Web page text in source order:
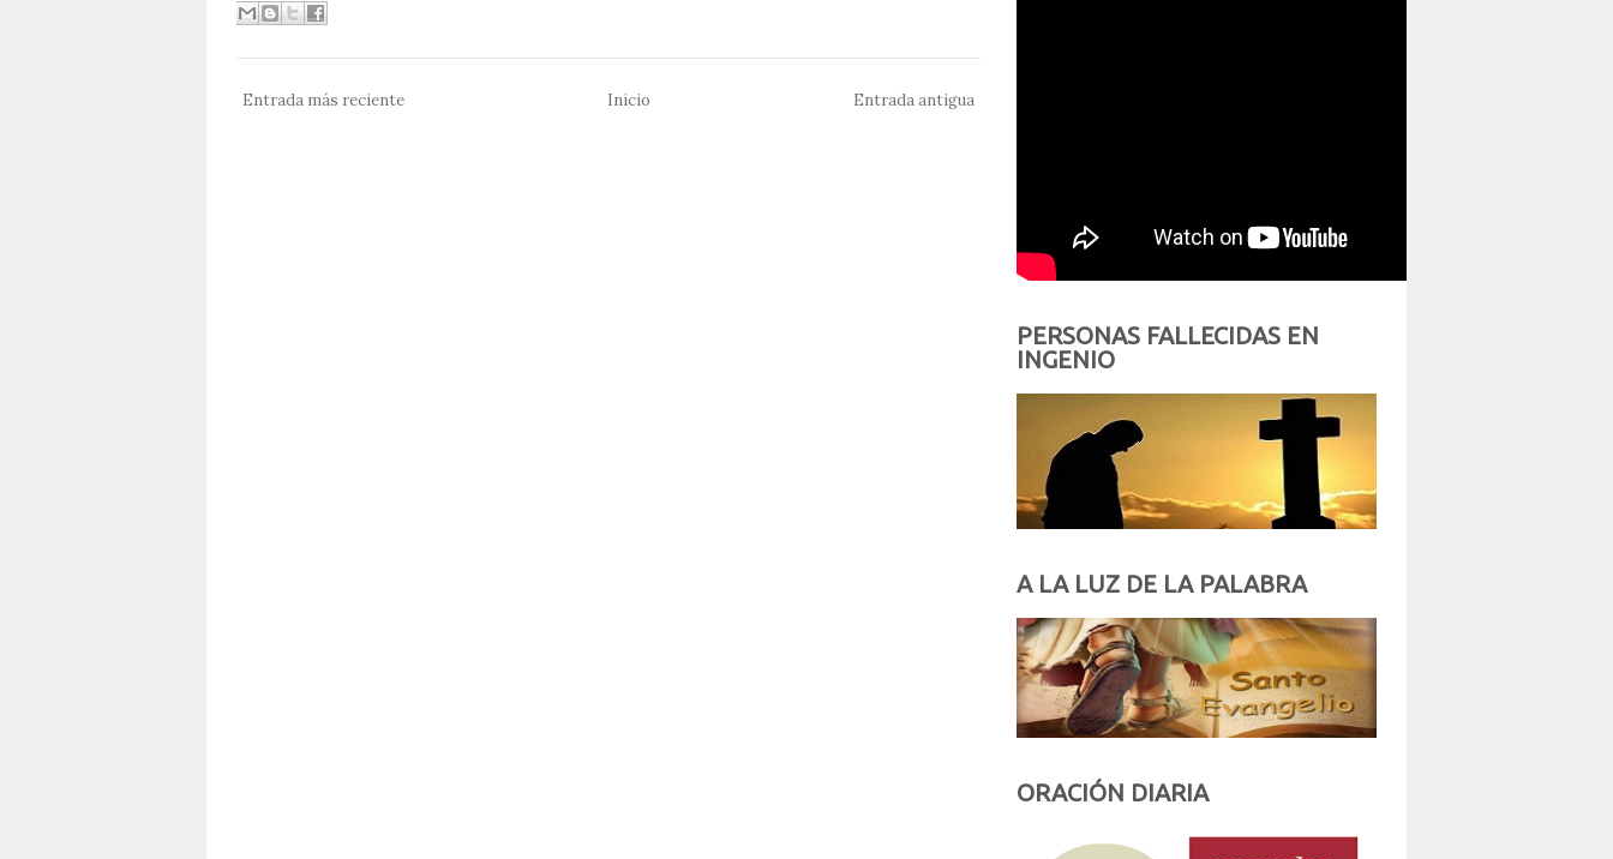
Entrada más reciente Entrada antigua
Inicio
PERSONAS FALLECIDAS EN
INGENIO
A LA LUZ DE LA PALABRA
ORACIÓN DIARIA